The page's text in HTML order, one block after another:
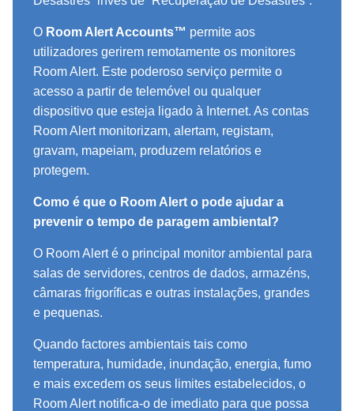
O Room Alert Accounts™ permite aos
utilizadores gerirem remotamente os monitores
Room Alert. Este poderoso serviço permite o
acesso a partir de telemóvel ou qualquer
dispositivo que esteja ligado à Internet. As contas
Room Alert monitorizam, alertam, registam,
gravam, mapeiam, produzem relatórios e
protegem.
Como é que o Room Alert o pode ajudar a
prevenir o tempo de paragem ambiental?
O Room Alert é o principal monitor ambiental para
salas de servidores, centros de dados, armazéns,
câmaras frigoríficas e outras instalações, grandes
e pequenas.
Quando factores ambientais tais como
temperatura, humidade, inundação, energia, fumo
e mais excedem os seus limites estabelecidos, o
Room Alert notifica-o de imediato para que possa